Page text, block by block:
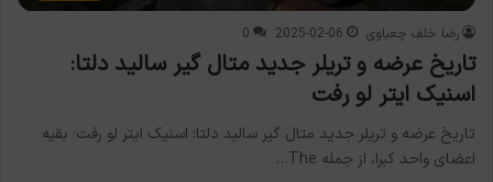
رضا خلف چعباوی 2025-02-06
0
تاریخ عرضه و تریلر جدید متال گیر سالید دلتا:
اسنیک ایتر لو رفت
تاریخ عرضه و تریلر جدید متال گیر سالید دلتا: اسنیک ایتر لو رفت؛ بقیه
اعضای واحد کبرا، از جمله The…